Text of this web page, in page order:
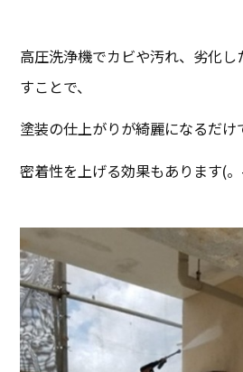
高圧洗浄機でカビや汚れ、劣化し
すことで、
塗装の仕上がりが綺麗になるだけ
密着性を上げる効果もあります(